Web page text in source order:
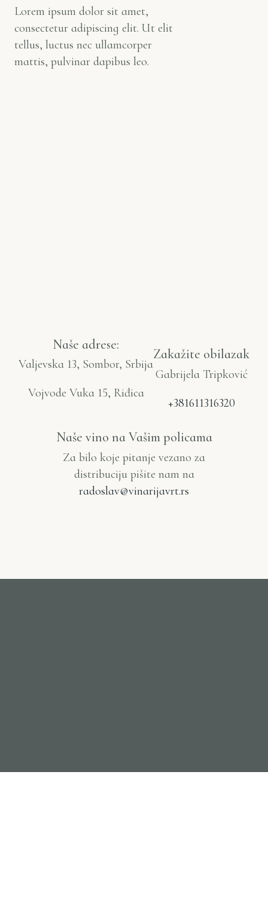
Lorem ipsum dolor sit amet,
consectetur adipiscing elit. Ut elit
tellus, luctus nec ullamcorper
mattis, pulvinar dapibus leo.
Naše adrese:
Valjevska 13, Sombor, Srbija
Vojvode Vuka 15, Riđica
Zakažite obilazak
Gabrijela Tripković
+381611316320
Naše vino na Vašim policama
Za bilo koje pitanje vezano za
distribuciju pišite nam na
radoslav@vinarijavrt.rs